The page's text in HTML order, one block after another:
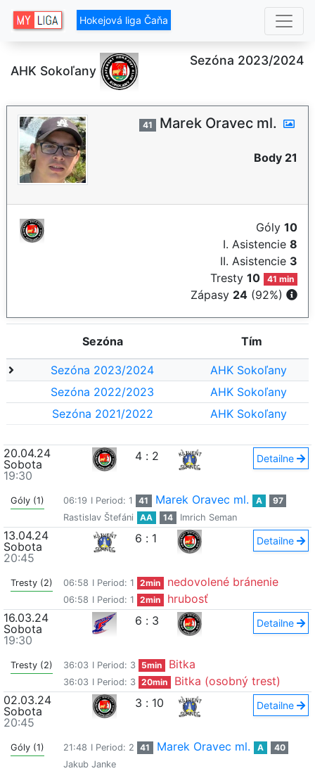
Hokejová liga Čaňa
AHK Sokoľany
Sezóna 2023/2024
41 Marek Oravec ml.
Body 21
Góly 10
I. Asistencie 8
II. Asistencie 3
Tresty10 41 min
Zápasy 24 (92%)
Sezóna Tím
Sezóna 2023/2024
AHK Sokoľany
Sezóna 2022/2023
AHK Sokoľany
Sezóna 2021/2022
AHK Sokoľany
20.04.24
Sobota
19:30
4 : 2 Detailne
Góly (1) 06:19 I Period: 1 41 Marek Oravec ml. A
97
Rastislav Štefáni
AA 14 Imrich Seman
13.04.24
Sobota
20:45
6 : 1 Detailne
Tresty (2) 06:58 I Period: 1 2min nedovolené bránenie
06:58 I Period: 1 2min
hrubosť
16.03.24
Sobota
19:30
6 : 3 Detailne
Tresty (2) 36:03 I Period: 3 5min Bitka
36:03 I Period: 3 20min
Bitka (osobný trest)
02.03.24
Sobota
20:45
3 : 10 Detailne
Góly (1) 21:48 I Period: 2 41 Marek Oravec ml. A
40
Jakub Janke